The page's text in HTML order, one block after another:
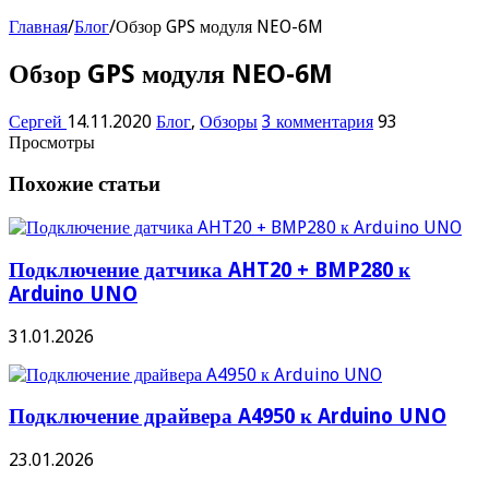
Главная/Блог/Обзор GPS модуля NEO-6M
Обзор GPS модуля NEO-6M
Сергей 14.11.2020 Блог, Обзоры 3 комментария 93
Просмотры
Похожие статьи
Подключение датчика AHT20 + BMP280 к
Arduino UNO
31.01.2026
Подключение драйвера A4950 к Arduino UNO
23.01.2026